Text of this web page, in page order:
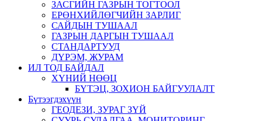
ЗАСГИЙН ГАЗРЫН ТОГТООЛ
ЕРӨНХИЙЛӨГЧИЙН ЗАРЛИГ
САЙДЫН ТУШААЛ
ГАЗРЫН ДАРГЫН ТУШААЛ
СТАНДАРТУУД
ДҮРЭМ, ЖУРАМ
ИЛ ТОД БАЙДАЛ
ХҮНИЙ НӨӨЦ
БҮТЭЦ, ЗОХИОН БАЙГУУЛАЛТ
Бүтээгдэхүүн
ГЕОДЕЗИ, ЗУРАГ ЗҮЙ